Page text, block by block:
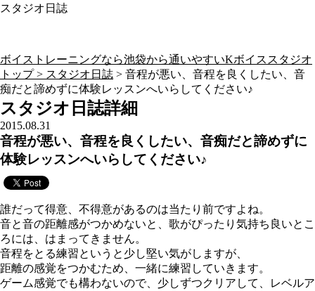
スタジオ日誌
ボイストレーニングなら池袋から通いやすいKボイススタジオ
トップ > スタジオ日誌 > 音程が悪い、音程を良くしたい、音
痴だと諦めずに体験レッスンへいらしてください♪
スタジオ日誌詳細
2015.08.31
音程が悪い、音程を良くしたい、音痴だと諦めずに
体験レッスンへいらしてください♪
誰だって得意、不得意があるのは当たり前ですよね。
音と音の距離感がつかめないと、歌がぴったり気持ち良いとこ
ろには、はまってきません。
音程をとる練習というと少し堅い気がしますが、
距離の感覚をつかむため、一緒に練習していきます。
ゲーム感覚でも構わないので、少しずつクリアして、レベルア